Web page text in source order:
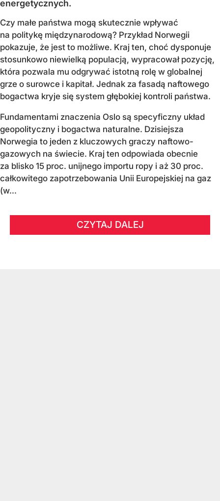
energetycznych.
Czy małe państwa mogą skutecznie wpływać
na politykę międzynarodową? Przykład Norwegii
pokazuje, że jest to możliwe. Kraj ten, choć dysponuje
stosunkowo niewielką populacją, wypracował pozycję,
która pozwala mu odgrywać istotną rolę w globalnej
grze o surowce i kapitał. Jednak za fasadą naftowego
bogactwa kryje się system głębokiej kontroli państwa.
Fundamentami znaczenia Oslo są specyficzny układ
geopolityczny i bogactwa naturalne. Dzisiejsza
Norwegia to jeden z kluczowych graczy naftowo-
gazowych na świecie. Kraj ten odpowiada obecnie
za blisko 15 proc. unijnego importu ropy i aż 30 proc.
całkowitego zapotrzebowania Unii Europejskiej na gaz
(w...
CZYTAJ DALEJ